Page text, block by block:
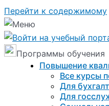
Перейти к содержимому
Программы обучения
Повышение
Все курсы
Для
Для